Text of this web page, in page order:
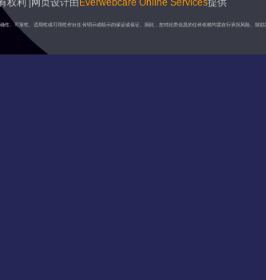
权利 |网页设计由 Everwebcare Online Services提供
、可靠性、适用性或可用性作出任何明示或暗示的保证或保证。因此，您对此类信息的任何依赖均需自行承担风险。鼓